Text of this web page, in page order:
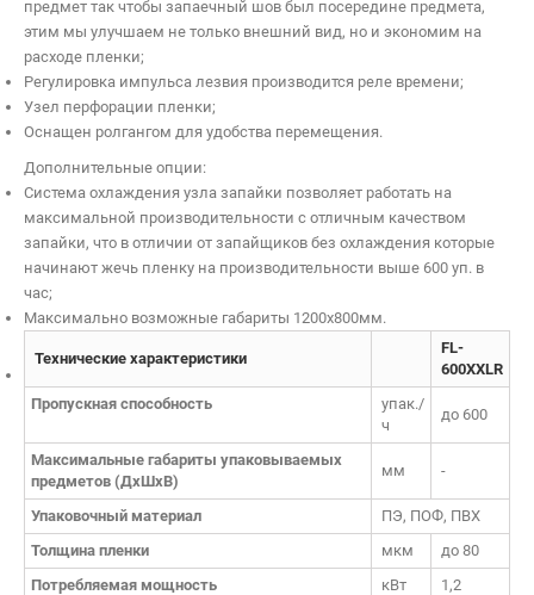
предмет так чтобы запаечный шов был посередине предмета,
этим мы улучшаем не только внешний вид, но и экономим на
расходе пленки;
Регулировка импульса лезвия производится реле времени;
Узел перфорации пленки;
Оснащен ролгангом для удобства перемещения.
Дополнительные опции:
Система охлаждения узла запайки позволяет работать на
максимальной производительности с отличным качеством
запайки, что в отличии от запайщиков без охлаждения которые
начинают жечь пленку на производительности выше 600 уп. в
час;
Максимально возможные габариты 1200х800мм.
Технические характеристики
FL-
600XXLR
Пропускная способность
упак./
ч
до 600
Максимальные габариты упаковываемых
предметов (ДхШхВ)
мм -
Упаковочный материал
ПЭ, ПОФ, ПВХ
Толщина пленки
мкм
до 80
Потребляемая мощность
кВт
1,2